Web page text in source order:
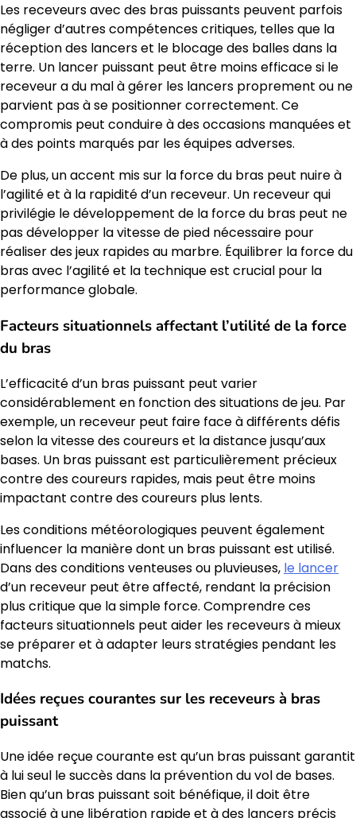
Les receveurs avec des bras puissants peuvent parfois
négliger d’autres compétences critiques, telles que la
réception des lancers et le blocage des balles dans la
terre. Un lancer puissant peut être moins efficace si le
receveur a du mal à gérer les lancers proprement ou ne
parvient pas à se positionner correctement. Ce
compromis peut conduire à des occasions manquées et
à des points marqués par les équipes adverses.
De plus, un accent mis sur la force du bras peut nuire à
l’agilité et à la rapidité d’un receveur. Un receveur qui
privilégie le développement de la force du bras peut ne
pas développer la vitesse de pied nécessaire pour
réaliser des jeux rapides au marbre. Équilibrer la force du
bras avec l’agilité et la technique est crucial pour la
performance globale.
Facteurs situationnels affectant l’utilité de la force
du bras
L’efficacité d’un bras puissant peut varier
considérablement en fonction des situations de jeu. Par
exemple, un receveur peut faire face à différents défis
selon la vitesse des coureurs et la distance jusqu’aux
bases. Un bras puissant est particulièrement précieux
contre des coureurs rapides, mais peut être moins
impactant contre des coureurs plus lents.
Les conditions météorologiques peuvent également
influencer la manière dont un bras puissant est utilisé.
Dans des conditions venteuses ou pluvieuses, le lancer
d’un receveur peut être affecté, rendant la précision
plus critique que la simple force. Comprendre ces
facteurs situationnels peut aider les receveurs à mieux
se préparer et à adapter leurs stratégies pendant les
matchs.
Idées reçues courantes sur les receveurs à bras
puissant
Une idée reçue courante est qu’un bras puissant garantit
à lui seul le succès dans la prévention du vol de bases.
Bien qu’un bras puissant soit bénéfique, il doit être
associé à une libération rapide et à des lancers précis